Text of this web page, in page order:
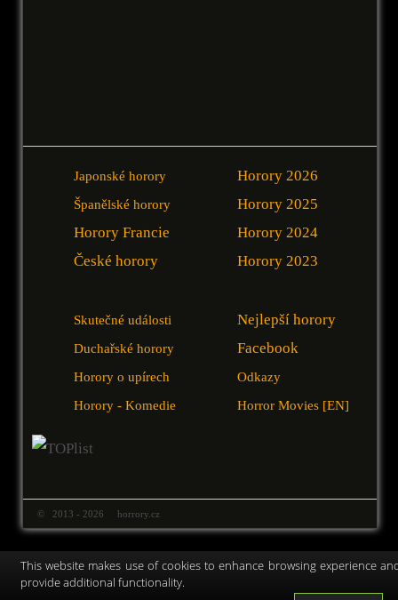
Japonské horory
Španělské horory
Horory Francie
České horory
Horory 2026
Horory 2025
Horory 2024
Horory 2023
Skutečné události
Duchařské horory
Horory o upírech
Horory - Komedie
Nejlepší horory
Facebook
Odkazy
Horror Movies [EN]
© 2013 - 2026 horrory.cz
This website makes use of cookies to enhance browsing experience
provide additional functionality.